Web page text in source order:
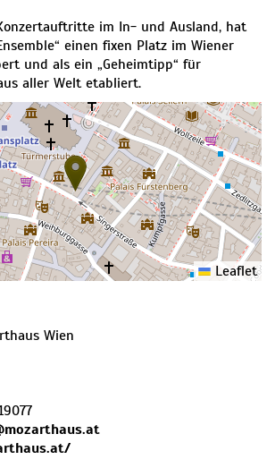
im In- und Ausland, hat
einen fixen Platz im Wiener
und als ein „Geheimtipp“ für
aller Welt etabliert.
Leaflet
Wien